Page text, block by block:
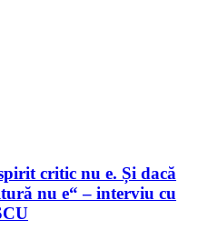
critic nu e. Și dacă
nu e“ – interviu cu